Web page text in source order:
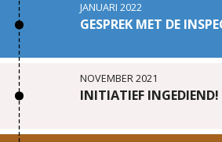
JANUARI 2022
GESPREK MET DE
NOVEMBER 2021
INITIATIEF INGEDIEND!